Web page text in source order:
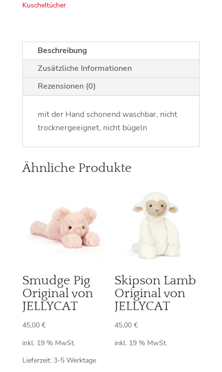
Kuscheltücher
Beschreibung
Zusätzliche Informationen
Rezensionen (0)
mit der Hand schonend waschbar, nicht
trocknergeeignet, nicht bügeln
Ähnliche Produkte
Smudge Pig
Original von
JELLYCAT
45,00 €
inkl. 19 % MwSt.
Lieferzeit: 3-5 Werktage
Skipson Lamb
Original von
JELLYCAT
45,00€
inkl. 19 % MwSt.